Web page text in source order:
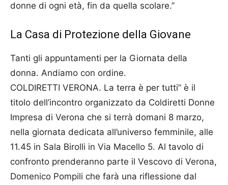
donne di ogni età, fin da quella scolare.”
La Casa di Protezione della Giovane
Tanti gli appuntamenti per la Giornata della
donna. Andiamo con ordine.
COLDIRETTI VERONA. La terra è per tutti” è il
titolo dell’incontro organizzato da Coldiretti Donne
Impresa di Verona che si terrà domani 8 marzo,
nella giornata dedicata all’universo femminile, alle
11.45 in Sala Birolli in Via Macello 5. Al tavolo di
confronto prenderanno parte il Vescovo di Verona,
Domenico Pompili che farà una riflessione dal